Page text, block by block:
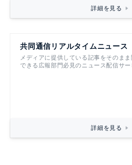
詳細を見る
共同通信リアルタイムニュース
メディアに提供している記事をそのまま
できる広報部門必見のニュース配信サー
詳細を見る